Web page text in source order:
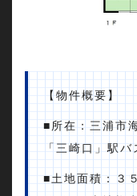
【物件概要】
■所在：三浦市
「三崎口」駅
■土地面積：３